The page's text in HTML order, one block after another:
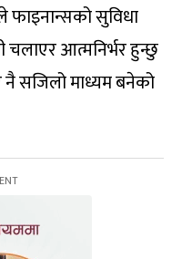
फाइनान्सको सुविधा
चलाएर आत्मनिर्भर हुन्छु
नै सजिलो माध्यम बनेको